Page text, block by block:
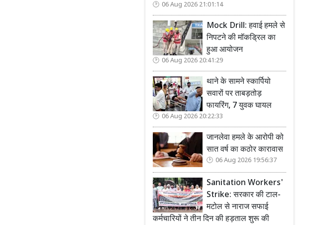
06 Aug 2026 21:01:14
Mock Drill: हवाई हमले से
निपटने की मॉकड्रिल का
हुआ आयोजन
06 Aug 2026 20:41:29
थाने के सामने स्कार्पियो
सवारों पर ताबड़तोड़
फायरिंग, 7 युवक घायल
06 Aug 2026 20:22:33
जानलेवा हमले के आरोपी को
सात वर्ष का कठोर कारावास
06 Aug 2026 19:56:37
Sanitation Workers'
Strike: सरकार की टाल-
मटोल से नाराज सफाई
कर्मचारियों ने तीन दिन की हड़ताल शुरू की